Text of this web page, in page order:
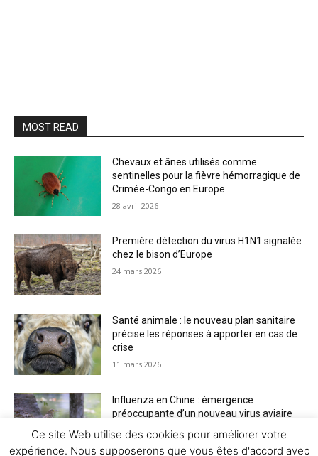
MOST READ
Chevaux et ânes utilisés comme
sentinelles pour la fièvre hémorragique de
Crimée-Congo en Europe
28 avril 2026
Première détection du virus H1N1 signalée
chez le bison d’Europe
24 mars 2026
Santé animale : le nouveau plan sanitaire
précise les réponses à apporter en cas de
crise
11 mars 2026
Influenza en Chine : émergence
préoccupante d’un nouveau virus aviaire
Ce site Web utilise des cookies pour améliorer votre
expérience. Nous supposerons que vous êtes d'accord avec